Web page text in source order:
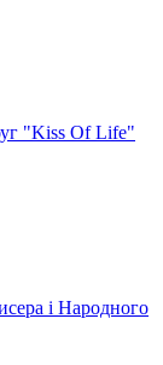
"Kiss Of Life"
і Народного